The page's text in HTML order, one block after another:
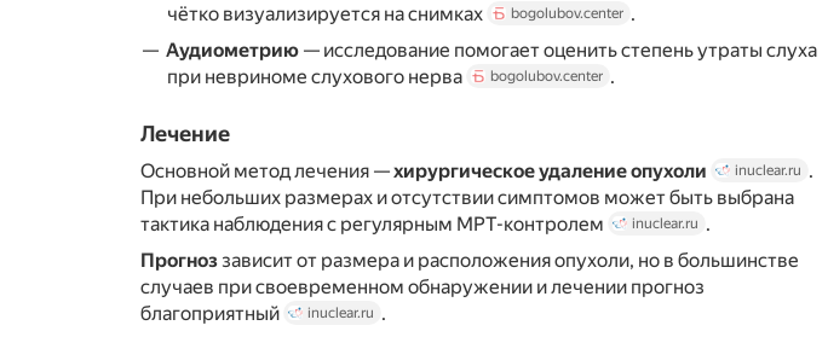
чётко визуализируется на снимках
bogolubov.center .
Аудиометрию — исследование помогает оценить степень утраты слуха
при невриноме слухового нерва
bogolubov.center .
Лечение
Основной метод лечения —хирургическое удаление опухоли inuclear.ru .
При небольших размерах и отсутствии симптомов может быть выбрана
тактика наблюдения с регулярным МРТ-контролем
inuclear.ru .
Прогноз зависит от размера и расположения опухоли, но в большинстве
случаев при своевременном обнаружении и лечении прогноз
благоприятный
inuclear.ru .